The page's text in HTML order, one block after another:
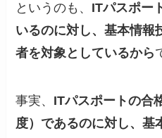
というのも、 ITパスポー
いるのに対し、基本情報
者を対象としているから
事実、 ITパスポートの合
度）であるのに対し、基